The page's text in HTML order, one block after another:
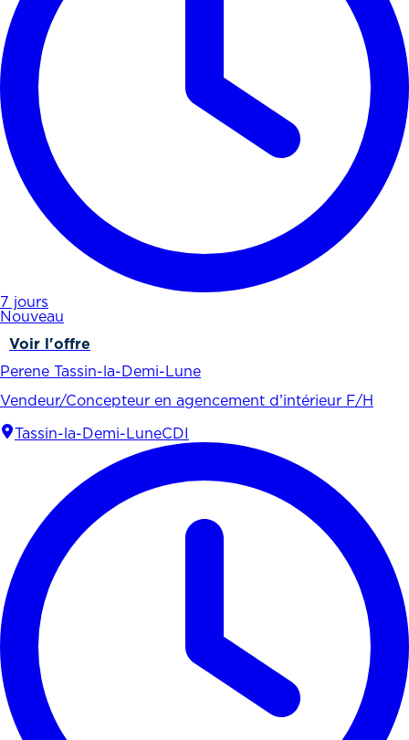
7 jours
Nouveau
Voir l'offre
Perene Tassin-la-Demi-Lune
Vendeur/Concepteur en agencement d’intérieur F/H
Tassin-la-Demi-LuneCDI